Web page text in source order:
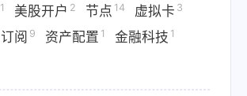
1 美股开户 2 节点 14 虚拟卡 3
订阅 9 资产配置 1 金融科技 1